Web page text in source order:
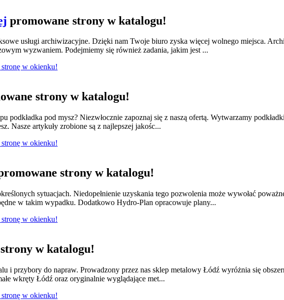
promowane strony w katalogu!
usługi archiwizacyjne. Dzięki nam Twoje biuro zyska więcej wolnego miejsca.
wyzwaniem. Podejmiemy się również zadania, jakim jest ...
w okienku!
strony w katalogu!
podkładka pod mysz? Niezwłocznie zapoznaj się z naszą ofertą. Wytwarzamy
Nasze artykuły zrobione są z najlepszej jakośc...
w okienku!
strony w katalogu!
sytuacjach. Niedopełnienie uzyskania tego pozwolenia może wywołać
w takim wypadku. Dodatkowo Hydro-Plan opracowuje plany...
w okienku!
w katalogu!
i przybory do napraw. Prowadzony przez nas sklep metalowy Łódź wyróżnia się
wkręty Łódź oraz oryginalnie wyglądające met...
w okienku!